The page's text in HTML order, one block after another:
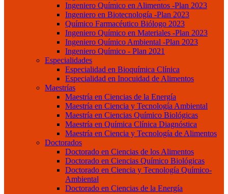
Ingeniero Químico en Alimentos -Plan 2023
Ingeniero en Biotecnología -Plan 2023
Químico Farmacéutico Biólogo 2023
Ingeniero Químico en Materiales -Plan 2023
Ingeniero Químico Ambiental -Plan 2023
Ingeniero Químico - Plan 2021
Especialidades
Especialidad en Bioquímica Clínica
Especialidad en Inocuidad de Alimentos
Maestrías
Maestría en Ciencias de la Energía
Maestría en Ciencia y Tecnología Ambiental
Maestría en Ciencias Químico Biológicas
Maestría en Química Clínica Diagnóstica
Maestría en Ciencia y Tecnología de Alimentos
Doctorados
Doctorado en Ciencias de los Alimentos
Doctorado en Ciencias Químico Biológicas
Doctorado en Ciencia y Tecnología Químico-
Ambiental
Doctorado en Ciencias de la Energía